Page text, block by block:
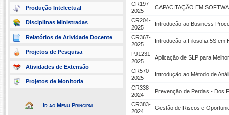
Produção Intelectual
Disciplinas Ministradas
Relatórios de Atividade Docente
Projetos de Pesquisa
Atividades de Extensão
Projetos de Monitoria
Ir ao Menu Principal
CR197-
2025
CAPACITAÇÃO EM
CR204-
2025
Introdução ao Business
CR367-
2025
Introdução a Filosofia 5S em
PJ1231-
2025
Aplicação de SLP para
CR570-
2025
Introdução ao Método de
CR338-
2024
Prevenção de Perdas - Dos
CR383-
2024
Gestão de Riscos e